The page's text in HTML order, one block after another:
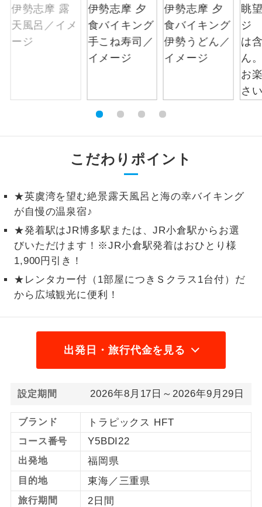
こだわりポイント
★英虞湾を望む絶景露天風呂と海の幸バイキング
が自慢の温泉宿♪
★発着駅はJR博多駅または、JR小倉駅からお選
びいただけます！※JR小倉駅発着はおひとり様
1,900円引き！
★レンタカー付（1部屋につきＳクラス1台付）だ
から広域観光に便利！
出発日・旅行代金を見る
設定期間 2026年8月17日～2026年9月29日
ブランド トラピックス HFT
コース番号 Y5BDI22
出発地 福岡県
目的地 東海／三重県
旅行期間 2日間
大浴場 ご宿泊ホテルに大浴場が付いています。
全てのお食事が付いていますので、お食
事の心配はいりません。（機内食を除
お部屋にてゆっくりとお召し上がりいた
だけます。
トラベルイヤ
周りの音を気にせず、ガイドさんの説明
をじっくり聞くことができます。
1名様から出発可能な個人型プランで
す。
2名様催行
す。
おひとり様参
加限定
1名様1室同代
1名様1室利用でも追加料金がかからない
ご夫婦限定でご参加いただけるコースで
す。
女性限定でご参加いただけるコースで
年齢制限あり
です。
航空会社指定
利用航空会社が指定なので、ご出発の計
画にとても便利です。
ホテル指定
ご紹介するホテルを指定したコースで
す。